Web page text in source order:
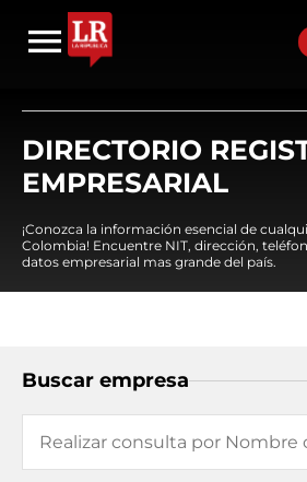
DIRECTORIO
EMPRESARIAL
¡Conozca la información esencial de
Colombia! Encuentre NIT, dirección,
datos empresarial mas grande del país.
Buscar empresa